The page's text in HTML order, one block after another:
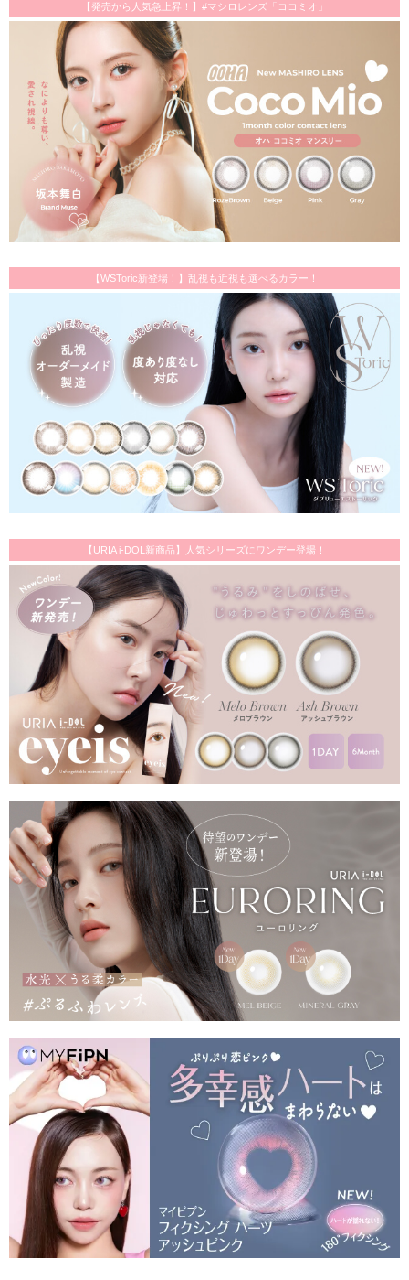
【発売から人気急上昇！】#マシロレンズ「ココミオ」
【WSToric新登場！】乱視も近視も選べるカラー！
【URIA i-DOL新商品】人気シリーズにワンデー登場！